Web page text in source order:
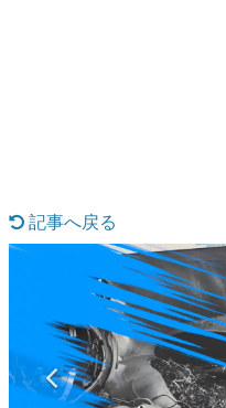
なんでゲー
ゲーム開発者・
具体的な形から
です。
ゲームが変
「経験値」「裏
の起源や用法の
イニーP氏が徹底
記事へ戻る